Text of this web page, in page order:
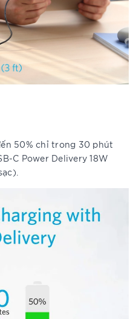
50% chỉ trong 30 phút
C Power Delivery 18W